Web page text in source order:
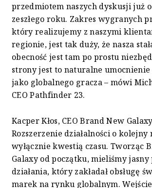
przedmiotem naszych dyskusji już
zeszłego roku. Zakres wygranych
który realizujemy z naszymi
regionie, jest tak duży, że nasza
obecność jest tam po prostu
strony jest to naturalne umocnienie
jako globalnego gracza – mówi
CEO Pathfinder 23.
Kacper Kłos, CEO Brand New
Rozszerzenie działalności o kolejny
wyłącznie kwestią czasu. Tworząc
Galaxy od początku, mieliśmy jasny
działania, który zakładał obsługę
marek na rynku globalnym.